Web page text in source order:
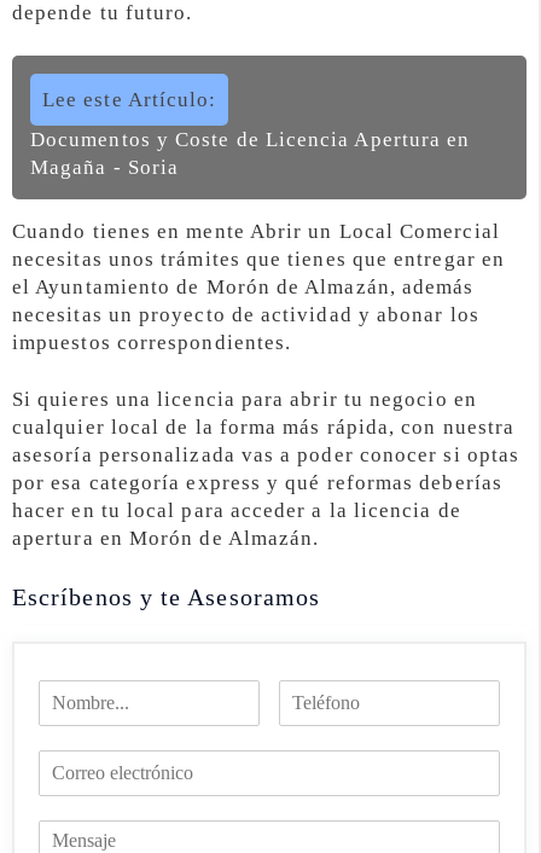
depende tu futuro.
Lee este Artículo:
Documentos y Coste de Licencia Apertura en
Magaña - Soria
Cuando tienes en mente Abrir un Local Comercial
necesitas unos trámites que tienes que entregar en
el Ayuntamiento de Morón de Almazán, además
necesitas un proyecto de actividad y abonar los
impuestos correspondientes.
Si quieres una licencia para abrir tu negocio en
cualquier local de la forma más rápida, con nuestra
asesoría personalizada vas a poder conocer si optas
por esa categoría express y qué reformas deberías
hacer en tu local para acceder a la licencia de
apertura en Morón de Almazán.
Escríbenos y te Asesoramos